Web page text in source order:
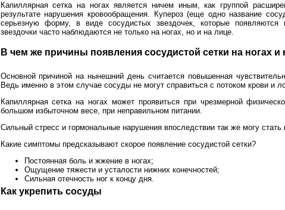
Капиллярная сетка на ногах является ничем иным, как группой
результате нарушения кровообращения. Купероз (еще одно название
серьезную форму, в виде сосудистых звездочек, которые появляются
звездочки часто наблюдаются не только на ногах, но и на лице.
В чем же причины появления сосудистой сетки на ногах и
Основной причиной на нынешний день считается повышенная
Ведь именно в этом случае сосуды не могут справиться с потоком крови и
Капиллярная сетка на ногах может проявиться при чрезмерной
большом избыточном весе, при неправильном питании.
Сильный стресс и гормональные нарушения впоследствии так же могу стать
Какие симптомы предсказывают скорое появление сосудистой сетки?
Постоянная боль и жжение в ногах;
Ощущение тяжести и усталости нижних конечностей;
Сильная отечность ног к концу дня.
Как укрепить сосуды